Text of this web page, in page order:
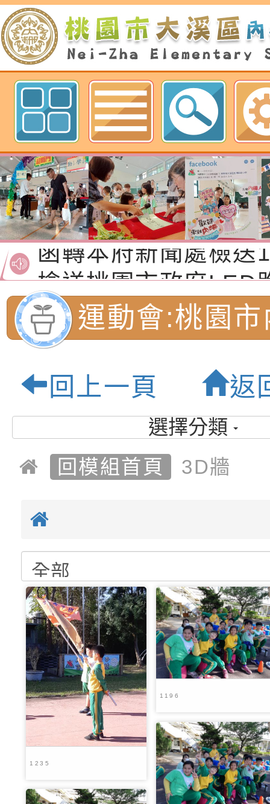
歡迎參觀：桃園市內柵國民小學網
函轉桃園市政府「
性(防空)演習執行計
轉桃園市政府「
（防空）演習－行動
演練」
檢送桃園市政府家庭
「115年度祖孫樂淘
節慶祝活動」海報電
函轉本府新聞處檢送
交通安全宣導標語播
道安宣導影像素材
檢送桃園市政府LED
字稿及LCD託播影片
檢送行政院新聞傳播
月份公共服務政策溝
檢送本市馬祖新村眷
區《植地有聲》主題
有關本市辦理115年
專注力研習營 「正
緒學習與生命教育(
梯次)」
檢送桃園市政府LED
字稿及LCD託播影片
函轉「2026台東博
海報電子檔及活動介
檢送桃園市政府家庭
「小桃家7月課程資
「HELLO新鮮人」
養練習題」、「青少
書會」、「親密關係
坊」、「祖孫樂淘桃
徵件活動」海報
有關本局115年「暑
年─青春專案」LED
字稿
為配合政府政策宣導
者權益暨落實保護青
環境
檢送桃園市政府LED
字稿及LCD託播影片
有關桃園市政府家庭
服務資源資訊
檢送桃園市政府LED
字稿及LCD託播影（
函轉有關身心障礙者
（CRPD）第三次國
約專要文件及附件英
檢送行政院新聞傳播
月份公共服務政策溝
訊
轉知教育部國民及學
辦理「115年度促進
緒學習知能研習」
檢送桃園市政府LED
字稿及LCD託播影片
函轉有關本府新聞處
6月交通安全宣導標
有關「115年各賣場
運動會:桃園
民小學-優質
回上一頁 返
選擇分類
回模組首頁
3D牆
1235
1196